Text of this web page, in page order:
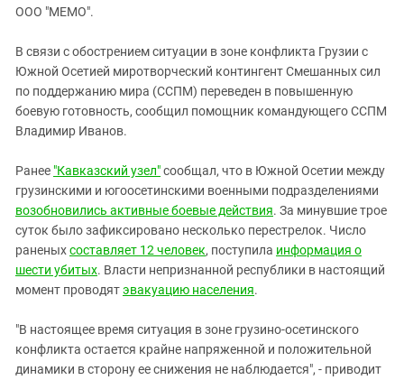
ИНАКОМЫСЛИЕ В ЧЕЧНЕ
ПРЕСЛЕДОВАНИЕ АКТИВИСТОВ
МОБИЛИЗАЦИЯ И ПРОТЕСТЫ
Дагестан
Ингушетия
Кабардино-Балкария
Калмыкия
Карачаево-Черкесия
Российская Федерация
Ростовская область
Северная Осетия - Алания
СКФО
Чечня
ООО "МЕМО".
В связи с обострением ситуации в зоне конфликта Грузии с
Южной Осетией миротворческий контингент Смешанных сил
по поддержанию мира (ССПМ) переведен в повышенную
боевую готовность, сообщил помощник командующего ССПМ
Владимир Иванов.
Ранее "Кавказский узел"сообщал, что в Южной Осетии между
грузинскими и югоосетинскими военными подразделениями
возобновились активные боевые действия. За минувшие трое
суток было зафиксировано несколько перестрелок. Число
раненыхсоставляет 12 человек, поступила информация о
шести убитых. Власти непризнанной республики в настоящий
момент проводятэвакуацию населения.
"В настоящее время ситуация в зоне грузино-осетинского
конфликта остается крайне напряженной и положительной
динамики в сторону ее снижения не наблюдается", - приводит